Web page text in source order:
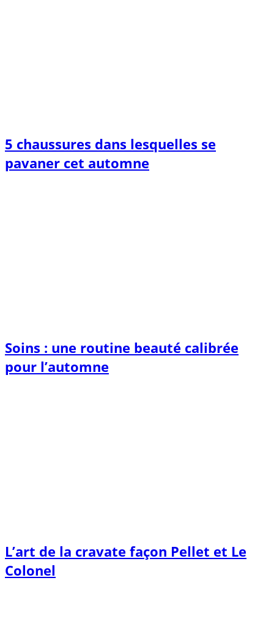
5 chaussures dans lesquelles se
pavaner cet automne
Soins : une routine beauté calibrée
pour l’automne
L’art de la cravate façon Pellet et Le
Colonel